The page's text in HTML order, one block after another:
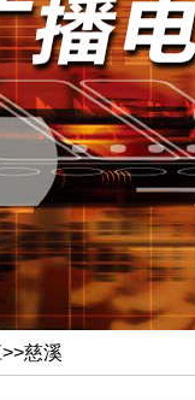
>>慈溪